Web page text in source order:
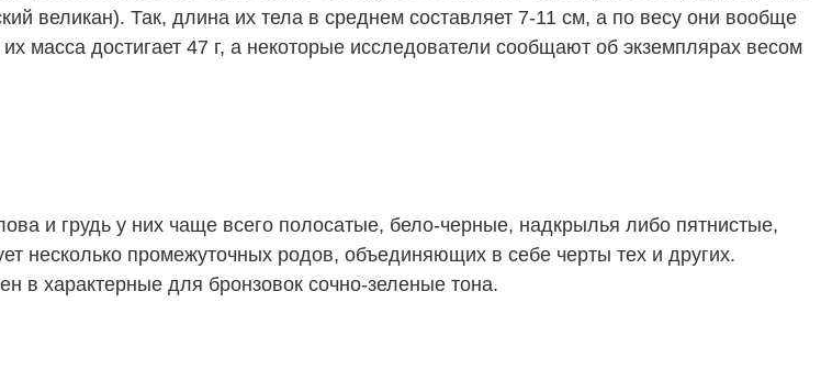
великан). Так, длина их тела в среднем составляет 7-11 см, а по весу они вообще
достигает 47 г, а некоторые исследователи сообщают об экземплярах весом
и грудь у них чаще всего полосатые, бело-черные, надкрылья либо пятнистые,
несколько промежуточных родов, объединяющих в себе черты тех и других.
в характерные для бронзовок сочно-зеленые тона.